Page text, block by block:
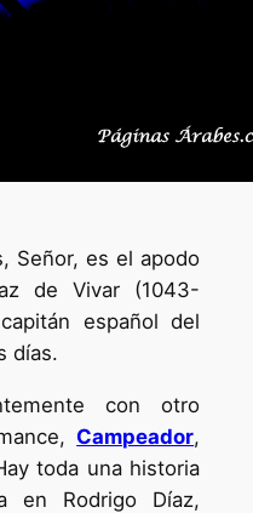
Señor, es el apodo
de Vivar (1043-
español del
días.
con otro
Campeador,
toda una historia
en Rodrigo Díaz,